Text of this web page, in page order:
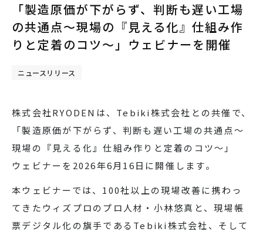
「製造原価が下がらず、判断も遅い工場
の共通点～現場の『見える化』仕組み作
りと定着のコツ～」ウェビナーを開催
ニュースリリース
株式会社RYODENは、Tebiki株式会社との共催で、
「製造原価が下がらず、判断も遅い工場の共通点～
現場の『見える化』仕組み作りと定着のコツ～」
ウェビナーを2026年6月16日に開催します。
本ウェビナーでは、100社以上の現場改善に携わっ
てきたウィズプロのプロ人材・小林悠真と、現場帳
票デジタル化の旗手であるTebiki株式会社、そして